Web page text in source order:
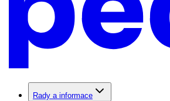
Rady a informace